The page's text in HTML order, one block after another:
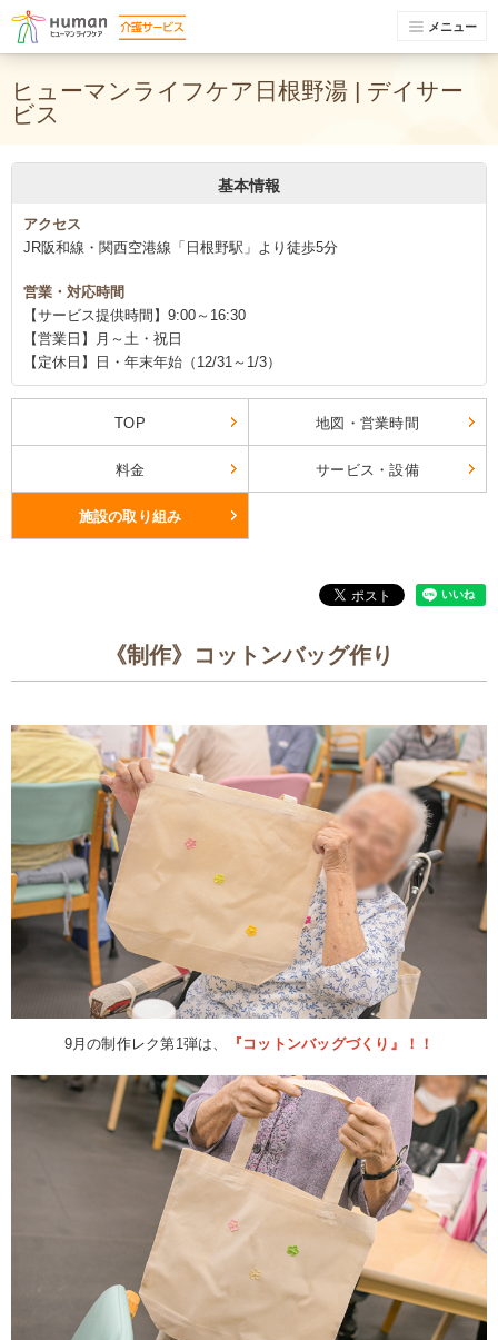
メニュー
ヒューマンライフケア日根野湯 | デイサー
ビス
基本情報
アクセス
JR阪和線・関西空港線「日根野駅」より徒歩5分
営業・対応時間
【サービス提供時間】9:00～16:30
【営業日】月～土・祝日
【定休日】日・年末年始（12/31～1/3）
TOP 地図・営業時間
料金 サービス・設備
施設の取り組み
《制作》コットンバッグ作り
9月の制作レク第1弾は、 『コットンバッグづくり』！！